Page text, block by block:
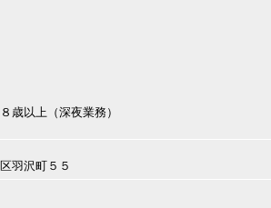
歳以上（深夜業務）
羽沢町５５